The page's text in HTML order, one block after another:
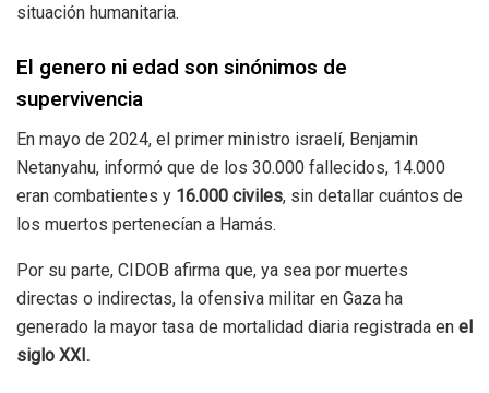
situación humanitaria.
El genero ni edad son sinónimos de
supervivencia
En mayo de 2024, el primer ministro israelí, Benjamin
Netanyahu, informó que de los 30.000 fallecidos, 14.000
eran combatientes y 16.000 civiles, sin detallar cuántos de
los muertos pertenecían a Hamás.
Por su parte, CIDOB afirma que, ya sea por muertes
directas o indirectas, la ofensiva militar en Gaza ha
generado la mayor tasa de mortalidad diaria registrada en el
siglo XXI.